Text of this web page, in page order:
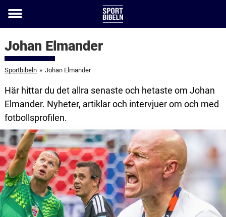
Toggle
Johan Elmander
Sportbibeln » Johan Elmander
Här hittar du det allra senaste och hetaste om Johan
Elmander. Nyheter, artiklar och intervjuer om och med
fotbollsprofilen.